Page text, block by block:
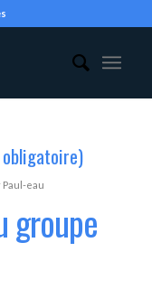
Paul-eau
groupe